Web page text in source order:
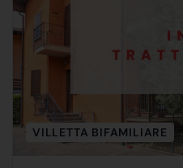
VILLETTA BIFAMILIARE